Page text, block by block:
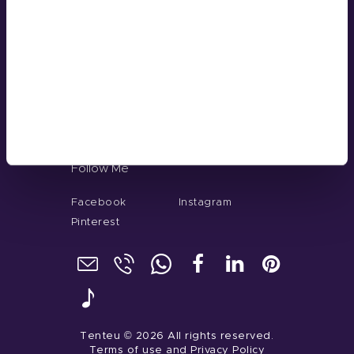
Follow Me
Facebook
Instagram
Pinterest
Tenteu © 2026 All rights reserved.
Terms of use and Privacy Policy